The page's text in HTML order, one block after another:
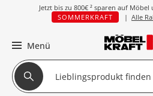
Jetzt bis zu 800€ ² sparen auf Möbel
SOMMERKRAFT
| Alle
Menü